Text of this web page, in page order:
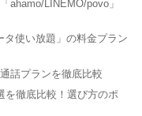
ahamo/LINEMO/povo」
タ使い放題」の料金プラン
話プランを徹底比較
を徹底比較！選び方のポ